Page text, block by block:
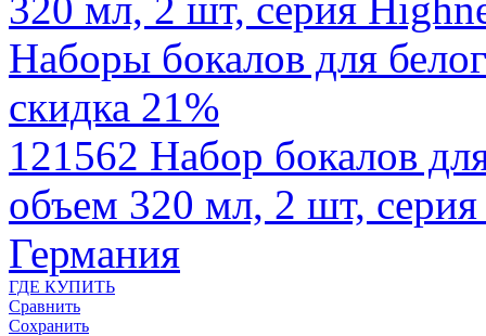
скидка 21%
121562 Набор бокалов
объем 320 мл, 2 шт,
Германия
ГДЕ КУПИТЬ
Сравнить
Сохранить